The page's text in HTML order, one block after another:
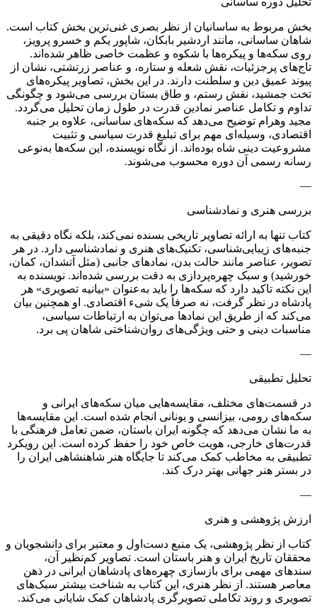
بخش مربوط به ساسانیان از نظر بصری غنی‌ترین بخش کتاب است.
شاهان ساسانی، مانند اردشیر بابکان، شاپور یکم و خسرو پرویز،
روی سکه‌ها و پیکره‌ها با شکوه و عظمت خاصی ظاهر شده‌اند.
تاج‌های پرجزئیات، نقش شعله و ستاره، و عناصر زرتشتی، نشان از
پیوند عمیق دین و سلطنت دارند. در این بخش، تصاویر پیکره‌های
تخت جمشید، نقش رستم، و طاق بستان بررسی می‌شود و چگونگی
تداوم و تکامل عناصر نمادین قدرت در طول زمان تحلیل می‌گردد.
مجید وهرام توضیح می‌دهد که سکه‌های ساسانی، علاوه بر جنبه
اقتصادی، وسیله‌ای مهم برای تبلیغ قدرت سیاسی و تثبیت
مشروعیت دینی شاه بوده‌اند. از نگاه نویسنده، این سکه‌ها به‌نوعی
رسانه رسمی آن دوره محسوب می‌شوند.
—
بررسی هنری و نمادشناسی
کتاب تنها به ارائه تصاویر تاریخی بسنده نمی‌کند، بلکه نگاه دقیقی به
جنبه‌های زیبایی‌شناسی، تکنیک‌های هنری و نمادشناسی دارد. در هر
تصویر، عناصر مانند حالت بدن، نمادهای جانبی (مثل آتشدان، کمان،
خورشید) و سبک چهره‌پردازی به دقت بررسی شده‌اند. نویسنده به
این نکته تاکید دارد که سکه‌ها را باید به‌عنوان «بیانیه تصویری» هر
پادشاه در نظر گرفت، نه صرفاً یک شیء اقتصادی. او همچنین بیان
می‌کند که از طریق این نمادها می‌توان به ارتباطات سیاسی،
مناسبات دینی و حتی ویژگی‌های روان‌شناختی شاهان پی برد.
—
تحلیل تطبیقی
در قسمت‌های مختلف، مقایسه‌هایی میان سکه‌های ایرانی و
سکه‌های رومی، بیزانسی و یونانی انجام شده است. این مقایسه‌ها
به ما نشان می‌دهد که چگونه ایران باستان، ضمن تعامل فرهنگی با
قدرت‌های خارجی، هویت خاص خود را حفظ کرده است. این رویکرد
تطبیقی به مخاطب کمک می‌کند تا جایگاه هنر شاهنشاهی ایران را
در بستر هنر جهانی بهتر درک کند.
—
ارزش پژوهشی و هنری
کتاب از نظر پژوهشی، یک منبع دست‌اول و معتبر برای دانشجویان و
محققان تاریخ ایران و هنر باستان است. تصاویر کم‌نظیر آن،
سندهای مهمی برای بازسازی چهره‌های پادشاهان ایرانی در ذهن
معاصر هستند. از نظر هنری، این کتاب به شناخت بیشتر سبک‌های
تصویری و روند تکاملی تصویرگری پادشاهان کمک شایانی می‌کند.